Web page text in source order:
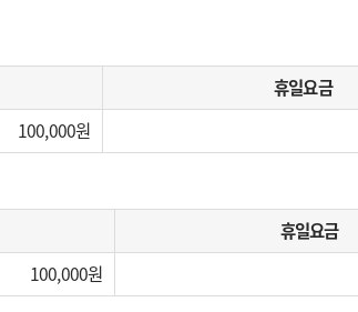
휴일요금
100,000
휴일요금
100,000